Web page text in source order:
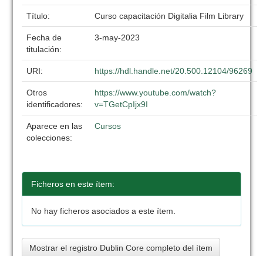
Título: Curso capacitación Digitalia Film Library
Fecha de
titulación:
3-may-2023
URI: https://hdl.handle.net/20.500.12104/96269
Otros
identificadores:
https://www.youtube.com/watch?
v=TGetCpIjx9I
Aparece en las
colecciones:
Cursos
Ficheros en este ítem:
No hay ficheros asociados a este ítem.
Mostrar el registro Dublin Core completo del ítem